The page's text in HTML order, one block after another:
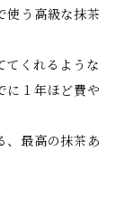
使う高級な抹茶
てくれるような
に１年ほど費や
、最高の抹茶あ